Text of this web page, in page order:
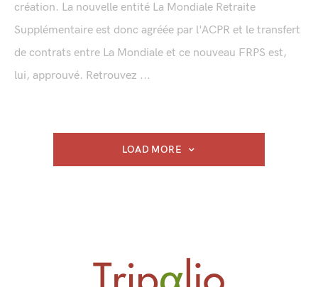
création. La nouvelle entité La Mondiale Retraite
Supplémentaire est donc agréée par l'ACPR et le transfert
de contrats entre La Mondiale et ce nouveau FRPS est,
lui, approuvé. Retrouvez ...
LOAD MORE